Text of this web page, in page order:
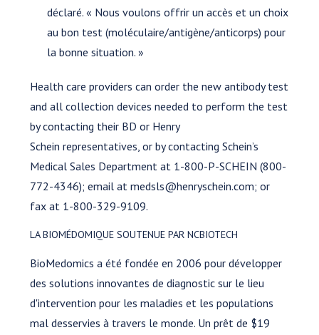
déclaré. « Nous voulons offrir un accès et un choix
au bon test (moléculaire/antigène/anticorps) pour
la bonne situation. »
Health care providers can order the new antibody test
and all collection devices needed to perform the test
by contacting their BD or Henry
Schein representatives, or by contacting Schein’s
Medical Sales Department at 1-800-P-SCHEIN (800-
772-4346); email at medsls@henryschein.com; or
fax at 1-800-329-9109.
LA BIOMÉDOMIQUE SOUTENUE PAR NCBIOTECH
BioMedomics a été fondée en 2006 pour développer
des solutions innovantes de diagnostic sur le lieu
d'intervention pour les maladies et les populations
mal desservies à travers le monde. Un prêt de $19